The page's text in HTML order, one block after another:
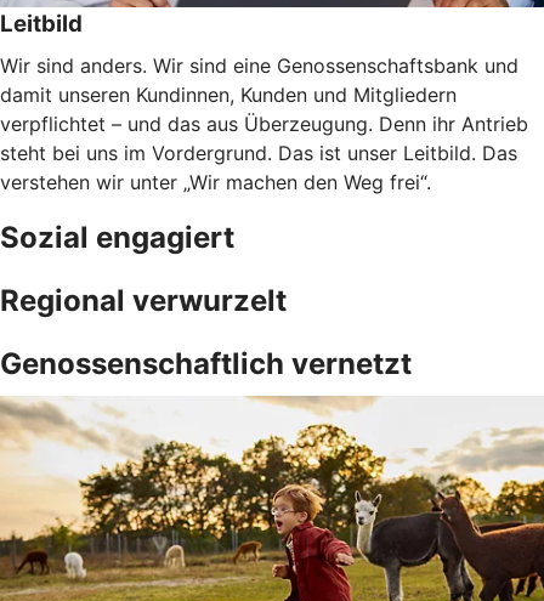
Leitbild
Wir sind anders. Wir sind eine Genossenschaftsbank und
damit unseren Kundinnen, Kunden und Mitgliedern
verpflichtet – und das aus Überzeugung. Denn ihr Antrieb
steht bei uns im Vordergrund. Das ist unser Leitbild. Das
verstehen wir unter „Wir machen den Weg frei“.
Sozial engagiert
Regional verwurzelt
Genossenschaftlich vernetzt